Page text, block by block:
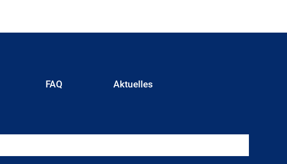
FAQ Aktuelles